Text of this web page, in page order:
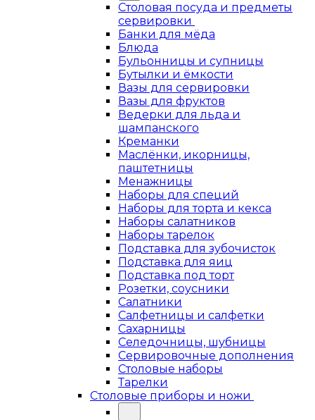
Столовая посуда и предметы
сервировки
Банки для мёда
Блюда
Бульонницы и супницы
Бутылки и ёмкости
Вазы для сервировки
Вазы для фруктов
Ведерки для льда и
шампанского
Креманки
Маслёнки, икорницы,
паштетницы
Менажницы
Наборы для специй
Наборы для торта и кекса
Наборы салатников
Наборы тарелок
Подставка для зубочисток
Подставка для яиц
Подставка под торт
Розетки, соусники
Салатники
Салфетницы и салфетки
Сахарницы
Селедочницы, шубницы
Сервировочные дополнения
Столовые наборы
Тарелки
Столовые приборы и ножи